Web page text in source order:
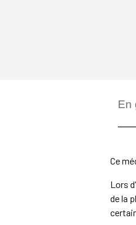
En
Ce
Lors
de la